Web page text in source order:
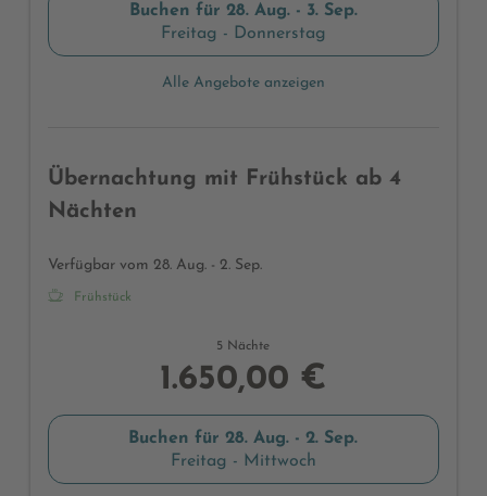
Buchen für 28. Aug. - 3. Sep.
Freitag - Donnerstag
Alle Angebote anzeigen
Übernachtung mit Frühstück ab 4
Nächten
Verfügbar vom 28. Aug. - 2. Sep.
Frühstück
5 Nächte
1.650,00 €
Buchen für28. Aug. - 2. Sep.
Freitag - Mittwoch